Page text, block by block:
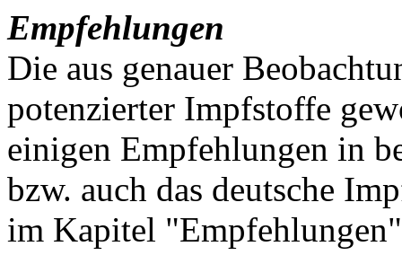
Empfehlungen
Die aus genauer
potenzierter Impfstoffe
einigen Empfehlungen in
bzw. auch das deutsche
im Kapitel